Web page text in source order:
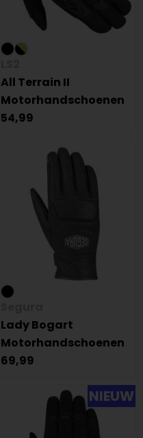
All Terrain II
Motorhandschoenen
54,99
Lady Bogart
Motorhandschoenen
69,99
NIEUW